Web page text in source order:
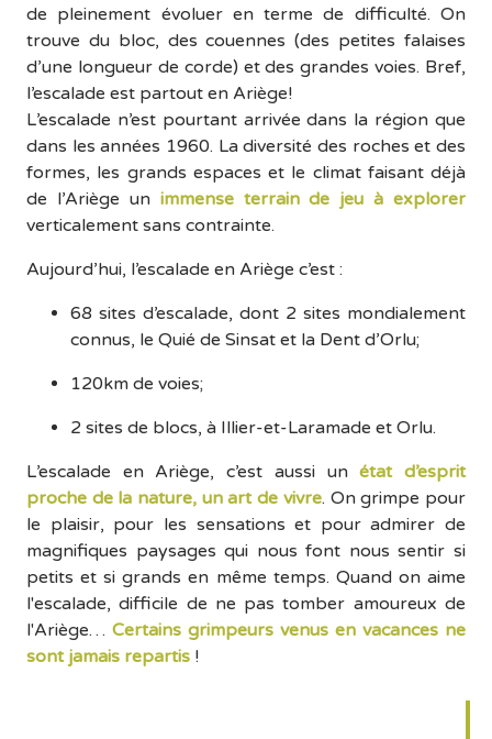
de pleinement évoluer en terme de difficulté. On
trouve du bloc, des couennes (des petites falaises
d’une longueur de corde) et des grandes voies. Bref,
l’escalade est partout en Ariège!
L’escalade n’est pourtant arrivée dans la région que
dans les années 1960. La diversité des roches et des
formes, les grands espaces et le climat faisant déjà
de l’Ariège un immense terrain de jeu à explorer
verticalement sans contrainte.
Aujourd’hui, l’escalade en Ariège c’est :
68 sites d’escalade, dont 2 sites mondialement
connus, le Quié de Sinsat et la Dent d’Orlu;
120km de voies;
2 sites de blocs, à Illier-et-Laramade et Orlu.
L’escalade en Ariège, c’est aussi unétat d’esprit
proche de la nature, un art de vivre. On grimpe pour
le plaisir, pour les sensations et pour admirer de
magnifiques paysages qui nous font nous sentir si
petits et si grands en même temps. Quand on aime
l'escalade, difficile de ne pas tomber amoureux de
l'Ariège… Certains grimpeurs venus en vacances ne
sont jamais repartis !